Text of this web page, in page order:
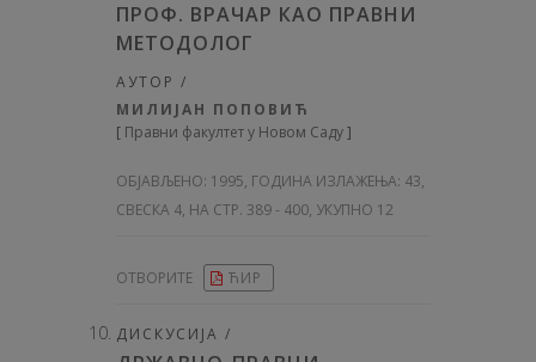
ПРОФ. ВРАЧАР КАО ПРАВНИ
МЕТОДОЛОГ
АУТОР /
МИЛИЈАН ПОПОВИЋ
[ Правни факултет у Новом Саду]
ОБЈАВЉЕНО: 1995, ГОДИНА ИЗЛАЖЕЊА: 43,
СВЕСКА 4, НА СТР. 389 - 400, УКУПНО 12
ОТВОРИТЕ ЋИР
ДИСКУСИЈА /